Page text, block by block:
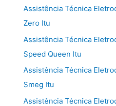
Assistência Técnica
Zero Itu
Assistência Técnica
Speed Queen Itu
Assistência Técnica
Smeg Itu
Assistência Técnica